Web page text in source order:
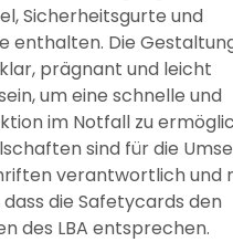
Sicherheitsgurte und
enthalten. Die
prägnant und leicht
um eine schnelle und
im Notfall zu
sind für die
verantwortlich und
die Safetycards den
des LBA entsprechen.